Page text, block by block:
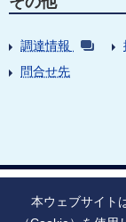
調達情報
問合せ先
本ウェブサイト